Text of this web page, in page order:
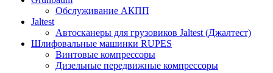
Обслуживание АКПП
Jaltest
Автосканеры для грузовиков Jaltest (Джалтест)
Шлифовальные машинки RUPES
Винтовые компрессоры
Дизельные передвижные компрессоры